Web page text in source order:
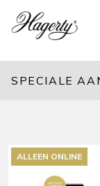
SPECIALE
ALLEEN ONLINE